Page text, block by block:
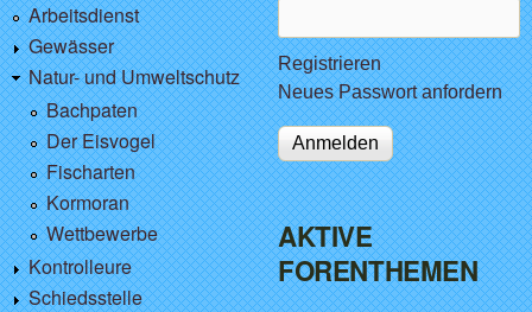
Arbeitsdienst
Gewässer
Natur- und Umweltschutz
Bachpaten
Der Eisvogel
Fischarten
Kormoran
Wettbewerbe
Kontrolleure
Schiedsstelle
Registrieren
Neues Passwort anfordern
AKTIVE
FORENTHEMEN